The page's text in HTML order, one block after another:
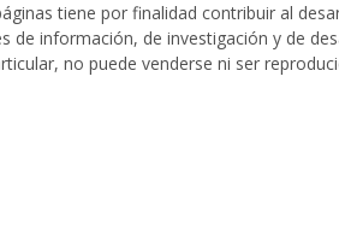
tiene por finalidad contribuir al
de información, de investigación y de
no puede venderse ni ser